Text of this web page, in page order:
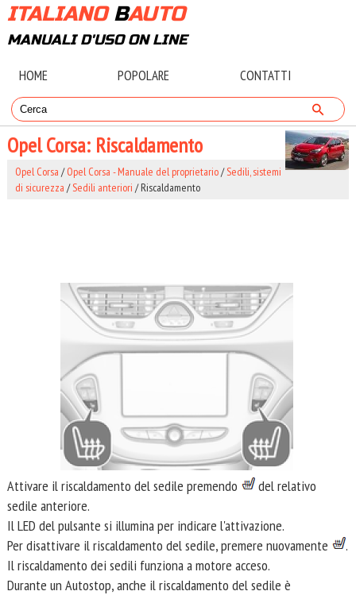
ITALIANOBAUTO
MANUALI D'USO ON LINE
HOME POPOLARE CONTATTI
Opel Corsa: Riscaldamento
Opel Corsa /Opel Corsa - Manuale del proprietario/Sedili, sistemi
di sicurezza /Sedili anteriori / Riscaldamento
Attivare il riscaldamento del sedile premendo
del relativo
sedile anteriore.
Il LED del pulsante si illumina per indicare l'attivazione.
Per disattivare il riscaldamento del sedile, premere nuovamente
.
Il riscaldamento dei sedili funziona a motore acceso.
Durante un Autostop, anche il riscaldamento del sedile è